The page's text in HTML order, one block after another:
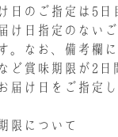
日のご指定は5日
け日指定のない
。なお、備考欄
ど賞味期限が2日
届け日をご指定
限について